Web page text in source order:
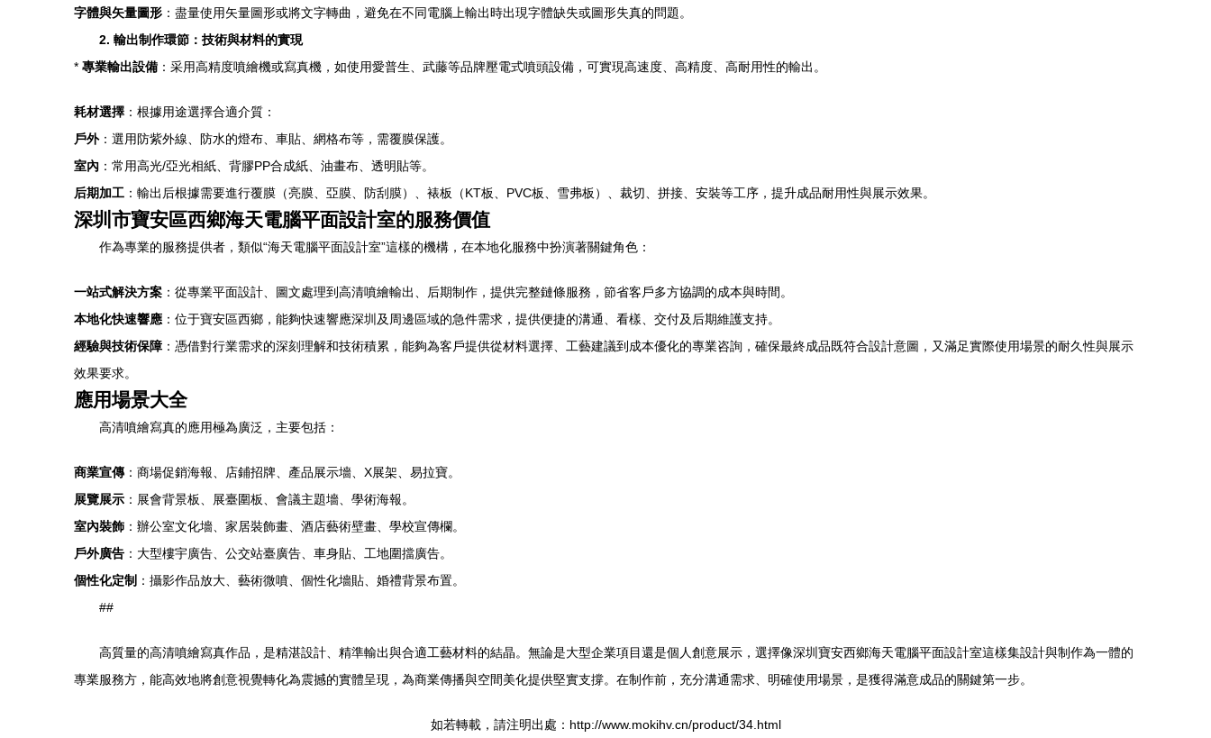
字體與矢量圖形 ：盡量使用矢量圖形或將文字轉曲，避免在不同電腦上輸出時出現字體缺失或圖形失真的問題。
2. 輸出制作環節：技術與材料的實現
* 專業輸出設備 ：采用高精度噴繪機或寫真機，如使用愛普生、武藤等品牌壓電式噴頭設備，可實現高速度、高精度、高耐用性的輸出。
耗材選擇 ：根據用途選擇合適介質：
戶外：選用防紫外線、防水的燈布、車貼、網格布等，需覆膜保護。
室內 ：常用高光/亞光相紙、背膠PP合成紙、油畫布、透明貼等。
后期加工 ：輸出后根據需要進行覆膜（亮膜、亞膜、防刮膜）、裱板（KT板、PVC板、雪弗板）、裁切、拼接、安裝等工序，提升成品耐用性與展示效果。
深圳市寶安區西鄉海天電腦平面設計室的服務價值
作為專業的服務提供者，類似“海天電腦平面設計室”這樣的機構，在本地化服務中扮演著關鍵角色：
一站式解決方案 ：從專業平面設計、圖文處理到高清噴繪輸出、后期制作，提供完整鏈條服務，節省客戶多方協調的成本與時間。
本地化快速響應 ：位于寶安區西鄉，能夠快速響應深圳及周邊區域的急件需求，提供便捷的溝通、看樣、交付及后期維護支持。
經驗與技術保障 ：憑借對行業需求的深刻理解和技術積累，能夠為客戶提供從材料選擇、工藝建議到成本優化的專業咨詢，確保最終成品既符合設計意圖，又滿足實際使用場景的耐久性與展示
效果要求。
應用場景大全
高清噴繪寫真的應用極為廣泛，主要包括：
商業宣傳：商場促銷海報、店鋪招牌、產品展示墻、X展架、易拉寶。
展覽展示 ：展會背景板、展臺圍板、會議主題墻、學術海報。
室內裝飾 ：辦公室文化墻、家居裝飾畫、酒店藝術壁畫、學校宣傳欄。
戶外廣告 ：大型樓宇廣告、公交站臺廣告、車身貼、工地圍擋廣告。
個性化定制 ：攝影作品放大、藝術微噴、個性化墻貼、婚禮背景布置。
##
高質量的高清噴繪寫真作品，是精湛設計、精準輸出與合適工藝材料的結晶。無論是大型企業項目還是個人創意展示，選擇像深圳寶安西鄉海天電腦平面設計室這樣集設計與制作為一體的
專業服務方，能高效地將創意視覺轉化為震撼的實體呈現，為商業傳播與空間美化提供堅實支撐。在制作前，充分溝通需求、明確使用場景，是獲得滿意成品的關鍵第一步。
如若轉載，請注明出處：http://www.mokihv.cn/product/34.html